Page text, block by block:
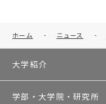
ホーム - ニュース -
大学紹介
学部・大学院・研究所